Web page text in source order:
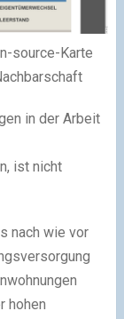
source-Karte
in der Arbeit
ist nicht
nach wie vor
hohen